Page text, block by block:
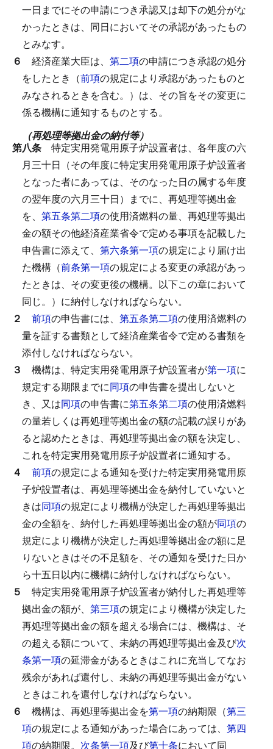
一日までにその申請につき承認又は却下の処分がな
かったときは、同日においてその承認があったもの
とみなす。
６ 経済産業大臣は、 第二項の申請につき承認の処分
をしたとき（前項の規定により承認があったものと
みなされるときを含む。）は、その旨をその変更に
係る機構に通知するものとする。
（再処理等拠出金の納付等）
第八条 特定実用発電用原子炉設置者は、各年度の六
月三十日（その年度に特定実用発電用原子炉設置者
となった者にあっては、そのなった日の属する年度
の翌年度の六月三十日）までに、再処理等拠出金
を、 第五条第二項の使用済燃料の量、再処理等拠出
金の額その他経済産業省令で定める事項を記載した
申告書に添えて、 第六条第一項の規定により届け出
た機構（前条第一項の規定による変更の承認があっ
たときは、その変更後の機構。以下この章において
同じ。）に納付しなければならない。
２ 前項の申告書には、 第五条第二項の使用済燃料の
量を証する書類として経済産業省令で定める書類を
添付しなければならない。
３ 機構は、特定実用発電用原子炉設置者が第一項に
規定する期限までに同項の申告書を提出しないと
き、又は同項の申告書に第五条第二項の使用済燃料
の量若しくは再処理等拠出金の額の記載の誤りがあ
ると認めたときは、再処理等拠出金の額を決定し、
これを特定実用発電用原子炉設置者に通知する。
４ 前項の規定による通知を受けた特定実用発電用原
子炉設置者は、再処理等拠出金を納付していないと
きは同項の規定により機構が決定した再処理等拠出
金の全額を、納付した再処理等拠出金の額が同項の
規定により機構が決定した再処理等拠出金の額に足
りないときはその不足額を、その通知を受けた日か
ら十五日以内に機構に納付しなければならない。
５ 特定実用発電用原子炉設置者が納付した再処理等
拠出金の額が、 第三項の規定により機構が決定した
再処理等拠出金の額を超える場合には、機構は、そ
の超える額について、未納の再処理等拠出金及び次
条第一項の延滞金があるときはこれに充当してなお
残余があれば還付し、未納の再処理等拠出金がない
ときはこれを還付しなければならない。
６ 機構は、再処理等拠出金を第一項の納期限（第三
項の規定による通知があった場合にあっては、 第四
項の納期限。 次条第一項及び第十条において同